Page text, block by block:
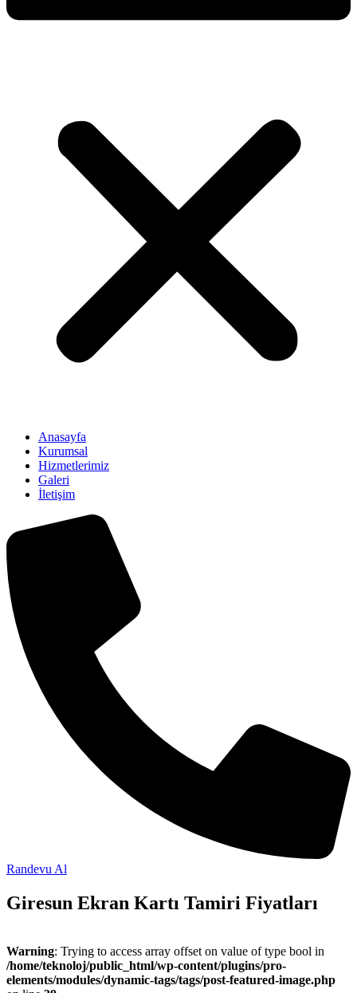
Anasayfa
Kurumsal
Hizmetlerimiz
Galeri
İletişim
Randevu Al
Giresun Ekran Kartı Tamiri Fiyatları
Warning: Trying to access array offset on value of type bool in
/home/teknoloj/public_html/wp-content/plugins/pro-
elements/modules/dynamic-tags/tags/post-featured-image.php